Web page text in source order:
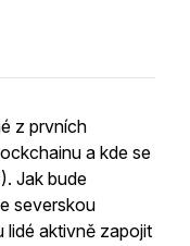
z prvních
a kde se
Jak bude
severskou
lidé aktivně zapojit